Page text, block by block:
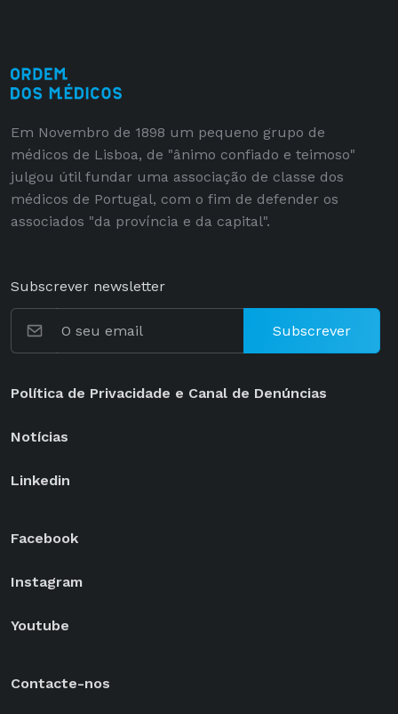
Em Novembro de 1898 um pequeno grupo de
médicos de Lisboa, de "ânimo confiado e teimoso"
julgou útil fundar uma associação de classe dos
médicos de Portugal, com o fim de defender os
associados "da província e da capital".
Subscrever newsletter
Subscrever
Política de Privacidade e Canal de Denúncias
Notícias
Linkedin
Facebook
Instagram
Youtube
Contacte-nos